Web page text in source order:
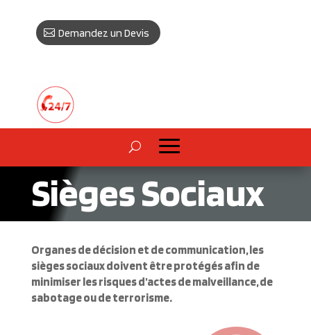
Demandez un Devis
Sièges Sociaux
Organes de décision et de communication, les
sièges sociaux doivent être protégés afin de
minimiser les risques d’actes de malveillance, de
sabotage ou de terrorisme.